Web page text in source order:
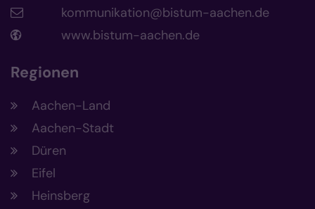
kommunikation@bistum-aachen.de
www.bistum-aachen.de
Regionen
Aachen-Land
Aachen-Stadt
Düren
Eifel
Heinsberg